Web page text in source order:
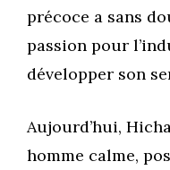
précoce a sans
passion pour
développer son
Aujourd’hui,
homme calme,